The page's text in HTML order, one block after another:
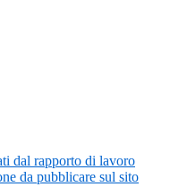
dal rapporto di lavoro
da pubblicare sul sito